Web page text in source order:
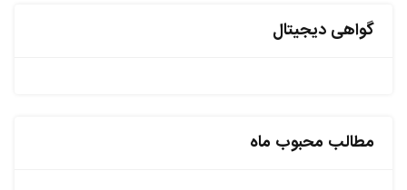
گواهی دیجیتال
مطالب محبوب ماه